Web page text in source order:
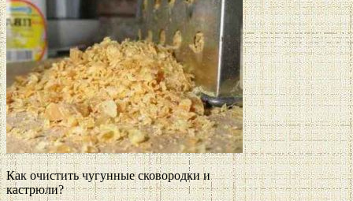
Как очистить чугунные сковородки и
кастрюли?